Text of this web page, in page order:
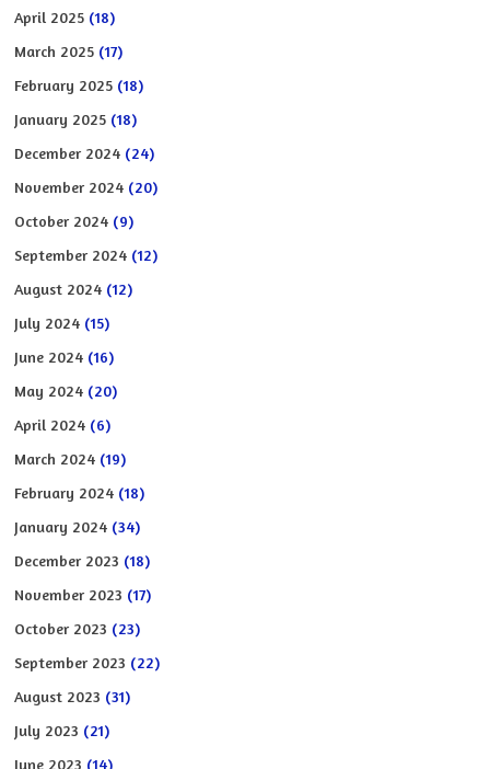
April 2025 (18)
March 2025 (17)
February 2025 (18)
January 2025 (18)
December 2024 (24)
November 2024 (20)
October 2024 (9)
September 2024 (12)
August 2024 (12)
July 2024 (15)
June 2024 (16)
May 2024 (20)
April 2024 (6)
March 2024 (19)
February 2024 (18)
January 2024 (34)
December 2023 (18)
November 2023 (17)
October 2023 (23)
September 2023 (22)
August 2023 (31)
July 2023 (21)
June 2023 (14)